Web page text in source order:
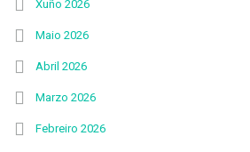
Xuño 2026
Maio 2026
Abril 2026
Marzo 2026
Febreiro 2026